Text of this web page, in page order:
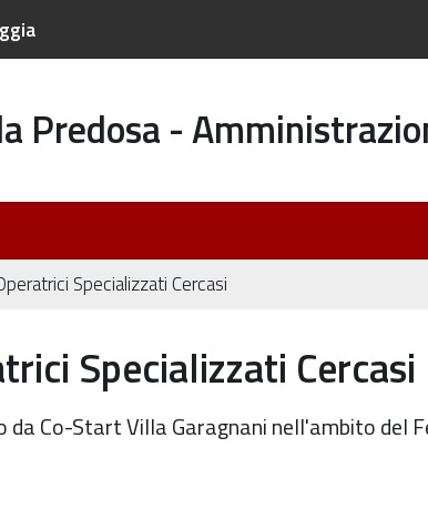
Predosa -
Specializzati Cercasi
Specializzati Cercasi
da Co-Start Villa Garagnani nell'ambito del